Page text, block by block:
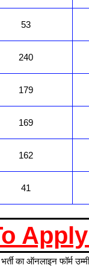
53
240
179
169
162
41
का ऑनलाइन फॉर्म